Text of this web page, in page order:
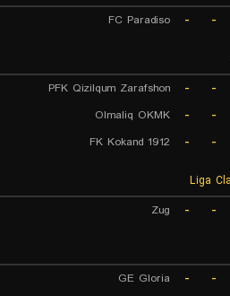
-
-
FC Paradiso
-
-
PFK Qizilqum Zarafshon
-
-
Olmaliq OKMK
-
-
FK Kokand 1912
-
-
Zug
-
-
GE Gloria